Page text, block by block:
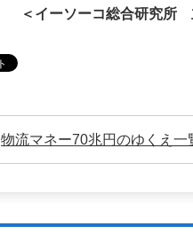
＜イーソーコ総合研究
物流マネー70兆円のゆくえ 一